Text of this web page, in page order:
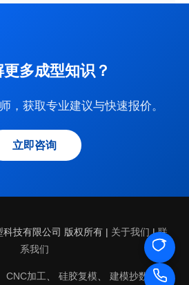
多成型知识？
，获取专业建议与快速报价。
立即咨询
技有限公司 版权所有 | 关于我们|联
系我们
CNC加工 硅胶复模 建模抄数 、